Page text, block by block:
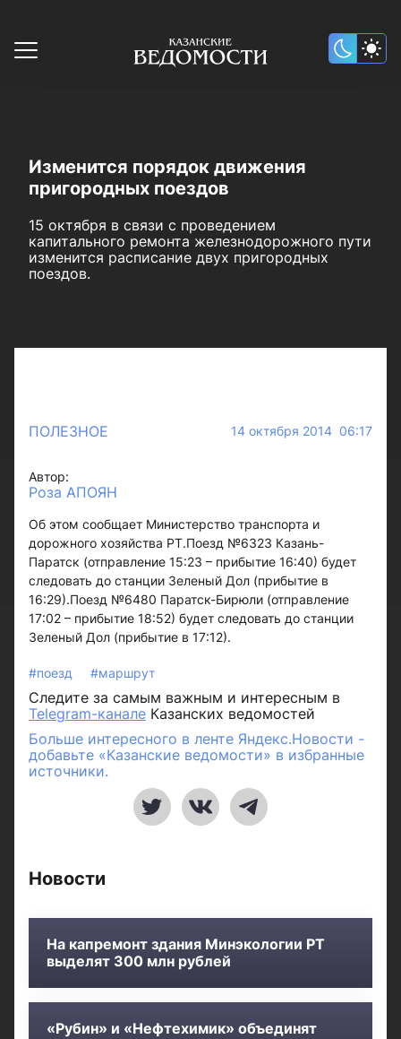
Изменится порядок движения
пригородных поездов
15 октября в связи с проведением
капитального ремонта железнодорожного пути
изменится расписание двух пригородных
поездов.
ПОЛЕЗНОЕ 14 октября 2014 06:17
Автор:
Роза АПОЯН
Об этом сообщает Министерство транспорта и
дорожного хозяйства РТ.Поезд №6323 Казань-
Паратск (отправление 15:23 – прибытие 16:40) будет
следовать до станции Зеленый Дол (прибытие в
16:29).Поезд №6480 Паратск-Бирюли (отправление
17:02 – прибытие 18:52) будет следовать до станции
Зеленый Дол (прибытие в 17:12).
#поезд #маршрут
Следите за самым важным и интересным в
Telegram-канале Казанских ведомостей
Больше интересного в ленте Яндекс.Новости -
добавьте «Казанские ведомости» в избранные
источники.
Новости
На капремонт здания Минэкологии РТ
выделят 300 млн рублей
«Рубин» и «Нефтехимик» объединят